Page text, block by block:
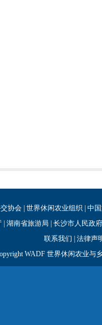
协会 世界休闲农业组织 中
| 湖南省旅游局 长沙市人民政府
联系我们
法律声
WADF 世界休闲农业与